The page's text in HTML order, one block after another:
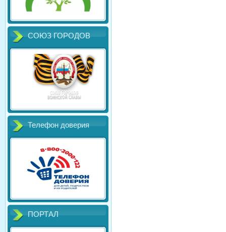
СОЮЗ ГОРОДОВ
Телефон доверия
ПОРТАЛ